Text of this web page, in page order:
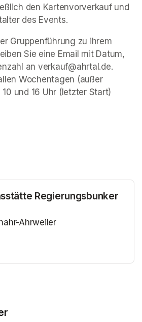
den Kartenvorverkauf und
des Events.
Gruppenführung zu ihrem
Sie eine Email mit Datum,
an verkauf@ahrtal.de.
Wochentagen (außer
und 16 Uhr (letzter Start)
Regierungsbunker
Ahrweiler